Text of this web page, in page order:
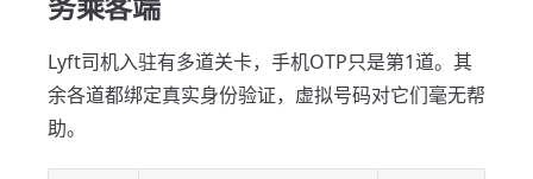
Lyft司机入驻有多道关卡，手机OTP只是第1道。其
余各道都绑定真实身份验证，虚拟号码对它们毫无帮
助。